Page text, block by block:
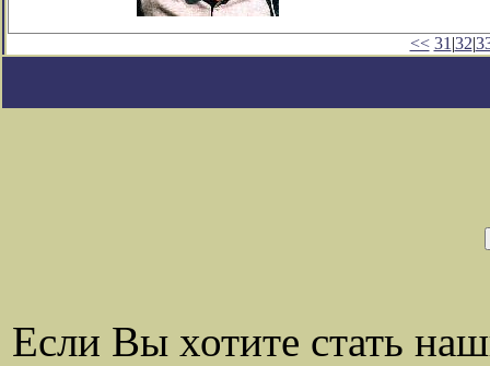
<< 31 |32|
Если Вы хотите стать